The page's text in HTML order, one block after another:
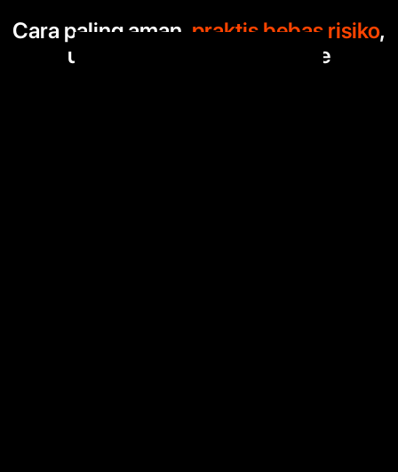
Cara paling aman, praktis bebas risiko,
untuk belajar profesi online